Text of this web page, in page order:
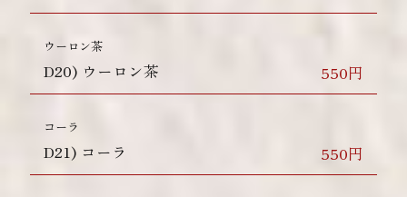
ウーロン茶
D20) ウーロン茶 550円
コーラ
D21) コーラ 550円